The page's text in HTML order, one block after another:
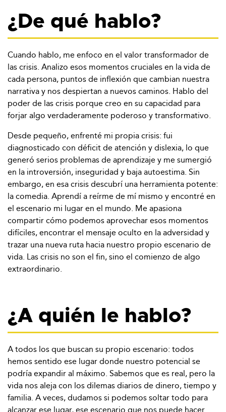
¿De qué hablo?
Cuando hablo, me enfoco en el valor transformador de
las crisis. Analizo esos momentos cruciales en la vida de
cada persona, puntos de inflexión que cambian nuestra
narrativa y nos despiertan a nuevos caminos. Hablo del
poder de las crisis porque creo en su capacidad para
forjar algo verdaderamente poderoso y transformativo.
Desde pequeño, enfrenté mi propia crisis: fui
diagnosticado con déficit de atención y dislexia, lo que
generó serios problemas de aprendizaje y me sumergió
en la introversión, inseguridad y baja autoestima. Sin
embargo, en esa crisis descubrí una herramienta potente:
la comedia. Aprendí a reírme de mí mismo y encontré en
el escenario mi lugar en el mundo. Me apasiona
compartir cómo podemos aprovechar esos momentos
difíciles, encontrar el mensaje oculto en la adversidad y
trazar una nueva ruta hacia nuestro propio escenario de
vida. Las crisis no son el fin, sino el comienzo de algo
extraordinario.
¿A quién le hablo?
A todos los que buscan su propio escenario: todos
hemos sentido ese lugar donde nuestro potencial se
podría expandir al máximo. Sabemos que es real, pero la
vida nos aleja con los dilemas diarios de dinero, tiempo y
familia. A veces, dudamos si podemos soltar todo para